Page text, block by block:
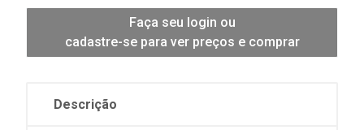
Faça seu login ou
cadastre-se para ver preços e comprar
Descrição